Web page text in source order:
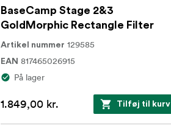
BaseCamp Stage 2&3
GoldMorphic Rectangle Filter
Artikel nummer 129585
EAN 817465026915
På lager
1.849,00 kr. Tilføj til kurv